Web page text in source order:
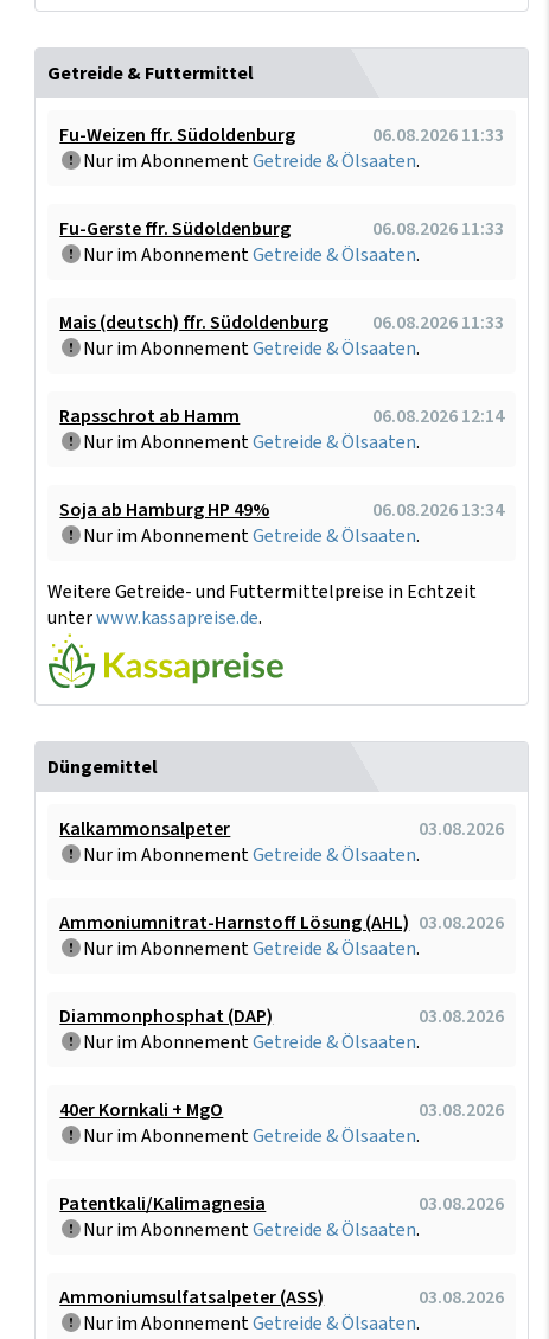
Getreide & Futtermittel
Fu-Weizen ffr. Südoldenburg
06.08.2026 11:33
Nur im AbonnementGetreide & Ölsaaten.
Fu-Gerste ffr. Südoldenburg
06.08.2026 11:33
Nur im AbonnementGetreide & Ölsaaten.
Mais (deutsch) ffr. Südoldenburg
06.08.2026 11:33
Nur im AbonnementGetreide & Ölsaaten.
Rapsschrot ab Hamm
06.08.2026 12:14
Nur im AbonnementGetreide & Ölsaaten.
Soja ab Hamburg HP 49%
06.08.2026 13:34
Nur im AbonnementGetreide & Ölsaaten.
Weitere Getreide- und Futtermittelpreise in Echtzeit
unterwww.kassapreise.de.
Düngemittel
Kalkammonsalpeter
03.08.2026
Nur im AbonnementGetreide & Ölsaaten.
Ammoniumnitrat-Harnstoff Lösung (AHL) 03.08.2026
Nur im AbonnementGetreide & Ölsaaten.
Diammonphosphat (DAP)
03.08.2026
Nur im AbonnementGetreide & Ölsaaten.
40er Kornkali + MgO
03.08.2026
Nur im AbonnementGetreide & Ölsaaten.
Patentkali/Kalimagnesia
03.08.2026
Nur im AbonnementGetreide & Ölsaaten.
Ammoniumsulfatsalpeter (ASS)
03.08.2026
Nur im AbonnementGetreide & Ölsaaten.